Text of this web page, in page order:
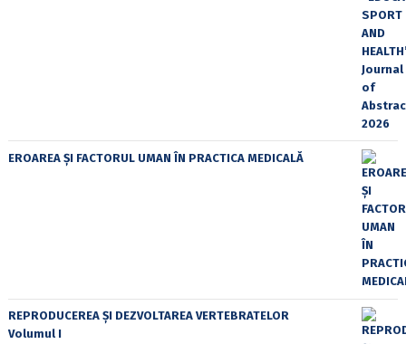
EROAREA ȘI FACTORUL UMAN ÎN PRACTICA MEDICALĂ
REPRODUCEREA ȘI DEZVOLTAREA VERTEBRATELOR
Volumul I